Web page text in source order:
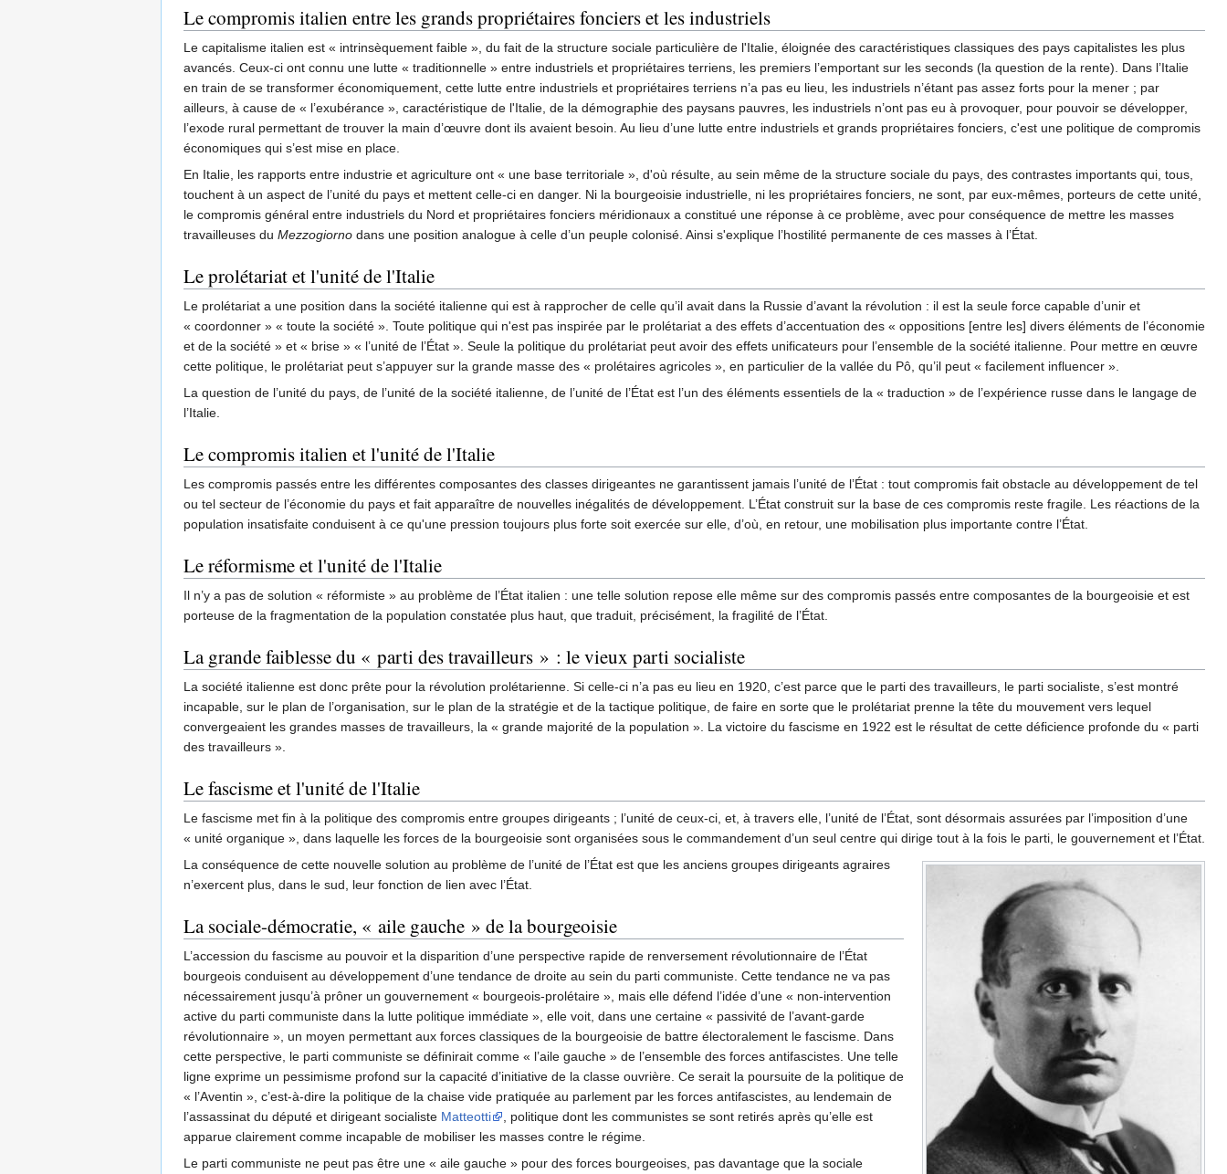
Le compromis italien entre les grands propriétaires fonciers et les industriels
Le capitalisme italien est « intrinsèquement faible », du fait de la structure sociale particulière de l'Italie, éloignée des caractéristiques classiques des pays capitalistes les plus
avancés. Ceux-ci ont connu une lutte « traditionnelle » entre industriels et propriétaires terriens, les premiers l’emportant sur les seconds (la question de la rente). Dans l’Italie
en train de se transformer économiquement, cette lutte entre industriels et propriétaires terriens n’a pas eu lieu, les industriels n’étant pas assez forts pour la mener ; par
ailleurs, à cause de « l’exubérance », caractéristique de l'Italie, de la démographie des paysans pauvres, les industriels n’ont pas eu à provoquer, pour pouvoir se développer,
l’exode rural permettant de trouver la main d’œuvre dont ils avaient besoin. Au lieu d’une lutte entre industriels et grands propriétaires fonciers, c'est une politique de compromis
économiques qui s’est mise en place.
En Italie, les rapports entre industrie et agriculture ont « une base territoriale », d'où résulte, au sein même de la structure sociale du pays, des contrastes importants qui, tous,
touchent à un aspect de l’unité du pays et mettent celle-ci en danger. Ni la bourgeoisie industrielle, ni les propriétaires fonciers, ne sont, par eux-mêmes, porteurs de cette unité,
le compromis général entre industriels du Nord et propriétaires fonciers méridionaux a constitué une réponse à ce problème, avec pour conséquence de mettre les masses
travailleuses du Mezzogiorno dans une position analogue à celle d’un peuple colonisé. Ainsi s'explique l’hostilité permanente de ces masses à l’État.
Le prolétariat et l'unité de l'Italie
Le prolétariat a une position dans la société italienne qui est à rapprocher de celle qu’il avait dans la Russie d’avant la révolution : il est la seule force capable d’unir et
« coordonner » « toute la société ». Toute politique qui n'est pas inspirée par le prolétariat a des effets d’accentuation des « oppositions [entre les] divers éléments de l’économie
et de la société » et « brise » « l’unité de l’État ». Seule la politique du prolétariat peut avoir des effets unificateurs pour l’ensemble de la société italienne. Pour mettre en œuvre
cette politique, le prolétariat peut s’appuyer sur la grande masse des « prolétaires agricoles », en particulier de la vallée du Pô, qu’il peut « facilement influencer ».
La question de l’unité du pays, de l’unité de la société italienne, de l’unité de l’État est l’un des éléments essentiels de la « traduction » de l’expérience russe dans le langage de
l’Italie.
Le compromis italien et l'unité de l'Italie
Les compromis passés entre les différentes composantes des classes dirigeantes ne garantissent jamais l’unité de l’État : tout compromis fait obstacle au développement de tel
ou tel secteur de l’économie du pays et fait apparaître de nouvelles inégalités de développement. L’État construit sur la base de ces compromis reste fragile. Les réactions de la
population insatisfaite conduisent à ce qu'une pression toujours plus forte soit exercée sur elle, d’où, en retour, une mobilisation plus importante contre l’État.
Le réformisme et l'unité de l'Italie
Il n’y a pas de solution « réformiste » au problème de l’État italien : une telle solution repose elle même sur des compromis passés entre composantes de la bourgeoisie et est
porteuse de la fragmentation de la population constatée plus haut, que traduit, précisément, la fragilité de l’État.
La grande faiblesse du « parti des travailleurs » : le vieux parti socialiste
La société italienne est donc prête pour la révolution prolétarienne. Si celle-ci n’a pas eu lieu en 1920, c’est parce que le parti des travailleurs, le parti socialiste, s’est montré
incapable, sur le plan de l’organisation, sur le plan de la stratégie et de la tactique politique, de faire en sorte que le prolétariat prenne la tête du mouvement vers lequel
convergeaient les grandes masses de travailleurs, la « grande majorité de la population ». La victoire du fascisme en 1922 est le résultat de cette déficience profonde du « parti
des travailleurs ».
Le fascisme et l'unité de l'Italie
Le fascisme met fin à la politique des compromis entre groupes dirigeants ; l’unité de ceux-ci, et, à travers elle, l’unité de l’État, sont désormais assurées par l’imposition d’une
« unité organique », dans laquelle les forces de la bourgeoisie sont organisées sous le commandement d’un seul centre qui dirige tout à la fois le parti, le gouvernement et l’État.
La conséquence de cette nouvelle solution au problème de l’unité de l’État est que les anciens groupes dirigeants agraires
n’exercent plus, dans le sud, leur fonction de lien avec l’État.
La sociale-démocratie, « aile gauche » de la bourgeoisie
L’accession du fascisme au pouvoir et la disparition d’une perspective rapide de renversement révolutionnaire de l’État
bourgeois conduisent au développement d’une tendance de droite au sein du parti communiste. Cette tendance ne va pas
nécessairement jusqu’à prôner un gouvernement « bourgeois-prolétaire », mais elle défend l’idée d’une « non-intervention
active du parti communiste dans la lutte politique immédiate », elle voit, dans une certaine « passivité de l’avant-garde
révolutionnaire », un moyen permettant aux forces classiques de la bourgeoisie de battre électoralement le fascisme. Dans
cette perspective, le parti communiste se définirait comme « l’aile gauche » de l’ensemble des forces antifascistes. Une telle
ligne exprime un pessimisme profond sur la capacité d’initiative de la classe ouvrière. Ce serait la poursuite de la politique de
« l’Aventin », c’est-à-dire la politique de la chaise vide pratiquée au parlement par les forces antifascistes, au lendemain de
l’assassinat du député et dirigeant socialiste Matteotti
, politique dont les communistes se sont retirés après qu’elle est
apparue clairement comme incapable de mobiliser les masses contre le régime.
Le parti communiste ne peut pas être une « aile gauche » pour des forces bourgeoises, pas davantage que la sociale